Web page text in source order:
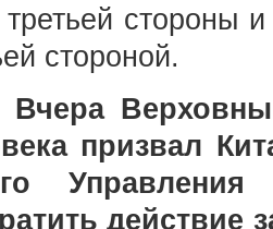
стороны
стороной.
Вчера
призвал
действие